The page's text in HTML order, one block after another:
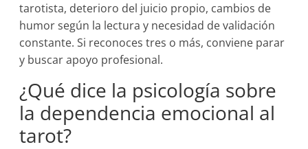
tarotista, deterioro del juicio propio, cambios de
humor según la lectura y necesidad de validación
constante. Si reconoces tres o más, conviene parar
y buscar apoyo profesional.
¿Qué dice la psicología sobre
la dependencia emocional al
tarot?